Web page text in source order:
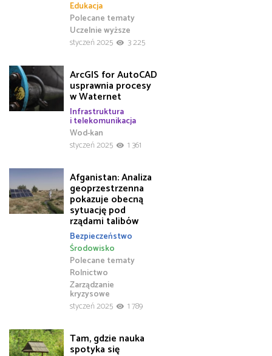
Edukacja
Polecane tematy
Uczelnie wyższe
styczeń 2025
3 225
ArcGIS for AutoCAD
usprawnia procesy
w Waternet
Infrastruktura
i telekomunikacja
Wod-kan
styczeń 2025
1 361
Afganistan: Analiza
geoprzestrzenna
pokazuje obecną
sytuację pod
rządami talibów
Bezpieczeństwo
Polecane tematy
Rolnictwo
Środowisko
Zarządzanie
kryzysowe
styczeń 2025
1 789
Tam, gdzie nauka
spotyka się